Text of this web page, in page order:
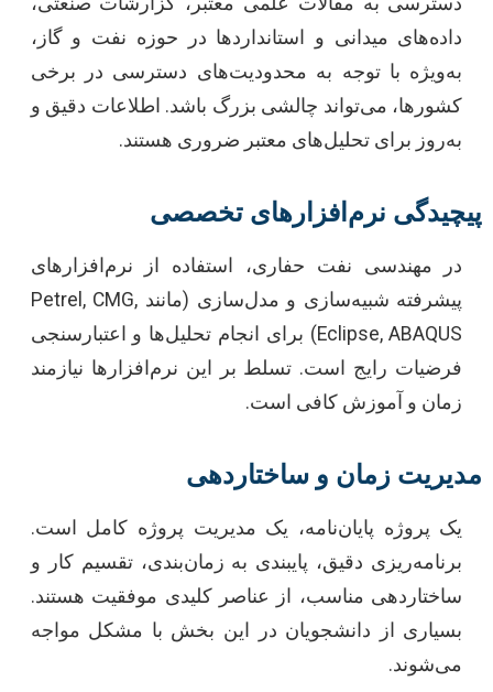
داده‌های میدانی و استانداردها در حوزه نفت و گاز،
به‌ویژه با توجه به محدودیت‌های دسترسی در برخی
کشورها، می‌تواند چالشی بزرگ باشد. اطلاعات دقیق و
به‌روز برای تحلیل‌های معتبر ضروری هستند.
پیچیدگی نرم‌افزارهای تخصصی
در مهندسی نفت حفاری، استفاده از نرم‌افزارهای
پیشرفته شبیه‌سازی و مدل‌سازی (مانند Petrel, CMG,
Eclipse, ABAQUS) برای انجام تحلیل‌ها و اعتبارسنجی
فرضیات رایج است. تسلط بر این نرم‌افزارها نیازمند
زمان و آموزش کافی است.
مدیریت زمان و ساختاردهی
یک پروژه پایان‌نامه، یک مدیریت پروژه کامل است.
برنامه‌ریزی دقیق، پایبندی به زمان‌بندی، تقسیم کار و
ساختاردهی مناسب، از عناصر کلیدی موفقیت هستند.
بسیاری از دانشجویان در این بخش با مشکل مواجه
می‌شوند.